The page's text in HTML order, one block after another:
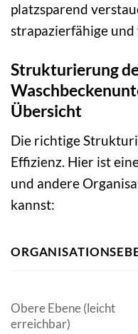
platzsparend
strapazierfähige
Strukturierung
Übersicht
Die richtige
Effizienz. Hier ist
und andere
kannst:
Obere Ebene (leicht
erreichbar)